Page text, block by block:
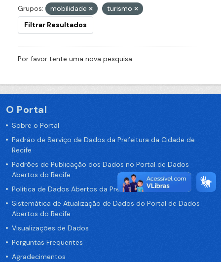
Grupos:
mobilidade
turismo
Filtrar Resultados
Por favor tente uma nova pesquisa.
O Portal
Sobre o Portal
Padrão de Serviço de Dados da Prefeitura da Cidade de
Recife
Padrões de Publicação dos Dados no Portal de Dados
Abertos do Recife
Política de Dados Abertos da Prefeitura do Recife
Sistemática de Atualização de Dados do Portal de Dados
Abertos do Recife
Visualizações de Dados
Perguntas Frequentes
Agradecimentos